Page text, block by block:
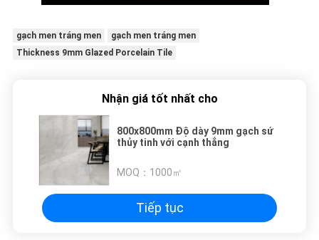
gạch men tráng men
gạch men tráng men
Thickness 9mm Glazed Porcelain Tile
Nhận giá tốt nhất cho
800x800mm Độ dày 9mm gạch sứ
thủy tinh với cạnh thẳng
MOQ： 1000㎡
Tiếp tục